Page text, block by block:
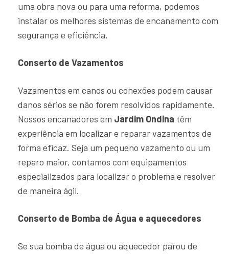
uma obra nova ou para uma reforma, podemos
instalar os melhores sistemas de encanamento com
segurança e eficiência.
Conserto de Vazamentos
Vazamentos em canos ou conexões podem causar
danos sérios se não forem resolvidos rapidamente.
Nossos encanadores em Jardim Ondina têm
experiência em localizar e reparar vazamentos de
forma eficaz. Seja um pequeno vazamento ou um
reparo maior, contamos com equipamentos
especializados para localizar o problema e resolver
de maneira ágil.
Conserto de Bomba de Água e aquecedores
Se sua bomba de água ou aquecedor parou de